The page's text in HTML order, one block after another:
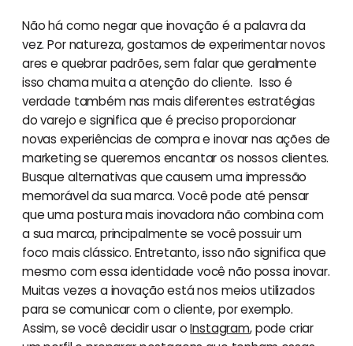
Não há como negar que inovação é a palavra da
vez. Por natureza, gostamos de experimentar novos
ares e quebrar padrões, sem falar que geralmente
isso chama muita a atenção do cliente. Isso é
verdade também nas mais diferentes estratégias
do varejo e significa que é preciso proporcionar
novas experiências de compra e inovar nas ações de
marketing se queremos encantar os nossos clientes.
Busque alternativas que causem uma impressão
memorável da sua marca. Você pode até pensar
que uma postura mais inovadora não combina com
a sua marca, principalmente se você possuir um
foco mais clássico. Entretanto, isso não significa que
mesmo com essa identidade você não possa inovar.
Muitas vezes a inovação está nos meios utilizados
para se comunicar com o cliente, por exemplo.
Assim, se você decidir usar oInstagram, pode criar